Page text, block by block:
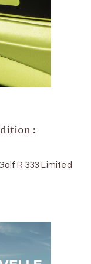
:
R 333 Limited